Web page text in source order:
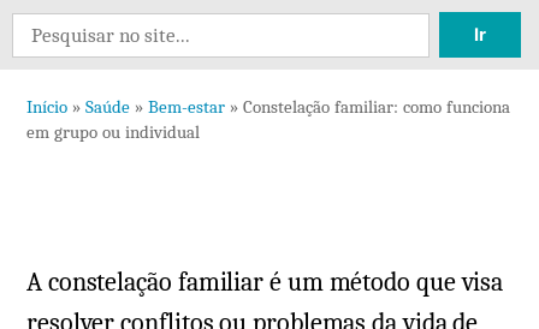
Deixe
em
em
grupo
Search
for:
Início » Saúde » Bem-estar » Constelação familiar: como funciona
em grupo ou individual
A constelação familiar é um método que visa